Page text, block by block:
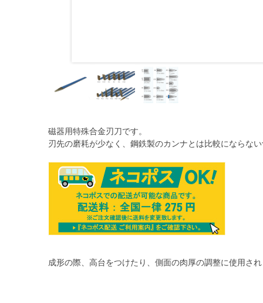
磁器用特殊合金刃刀です。
刃先の磨耗が少なく、鋼鉄製のカンナとは比較にならな
成形の際、高台をつけたり、側面の肉厚の調整に使用さ